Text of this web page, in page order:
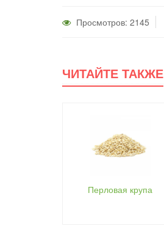
Просмотров: 2145
ЧИТАЙТЕ ТАКЖЕ
Перловая крупа